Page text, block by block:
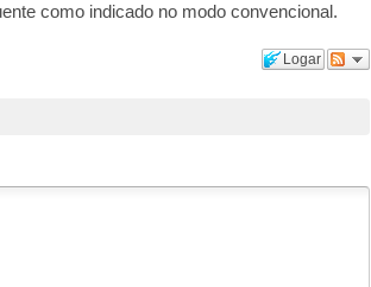
como indicado no modo convencional.
Logar